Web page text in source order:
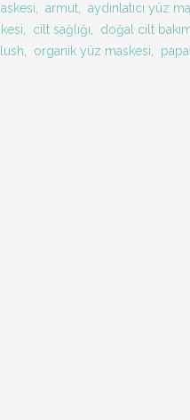
armut aydınlatıcı yüz
cilt sağlığı doğal cilt
lush
organik yüz maskesi